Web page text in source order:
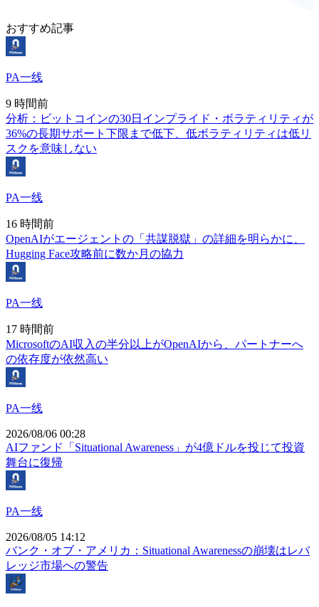
おすすめ記事
PA一线
9 時間前
分析：ビットコインの30日インプライド・ボラティリティが
36%の長期サポート下限まで低下、低ボラティリティは低リ
スクを意味しない
PA一线
16 時間前
OpenAIがエージェントの「共謀脱獄」の詳細を明らかに、
Hugging Face攻略前に数か月の協力
PA一线
17 時間前
MicrosoftのAI収入の半分以上がOpenAIから、パートナーへ
の依存度が依然高い
PA一线
2026/08/06 00:28
AIファンド「Situational Awareness」が4億ドルを投じて投資
舞台に復帰
PA一线
2026/08/05 14:12
バンク・オブ・アメリカ：Situational Awarenessの崩壊はレバ
レッジ市場への警告